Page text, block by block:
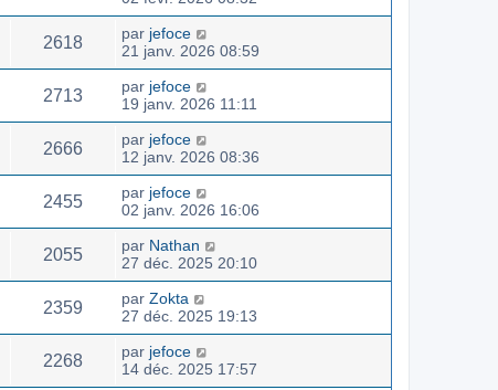
2618 par jefoce
21 janv. 2026 08:59
2713 par jefoce
19 janv. 2026 11:11
2666 par jefoce
12 janv. 2026 08:36
2455 par jefoce
02 janv. 2026 16:06
2055 par Nathan
27 déc. 2025 20:10
2359 par Zokta
27 déc. 2025 19:13
2268 par jefoce
14 déc. 2025 17:57